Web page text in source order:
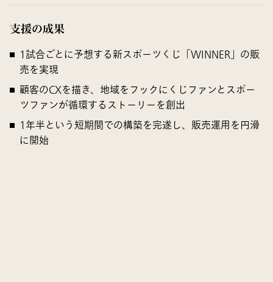
支援の成果
1試合ごとに予想する新スポーツくじ「WINNER」の販
売を実現
顧客のCXを描き、地域をフックにくじファンとスポー
ツファンが循環するストーリーを創出
1年半という短期間での構築を完遂し、販売運用を円滑
に開始